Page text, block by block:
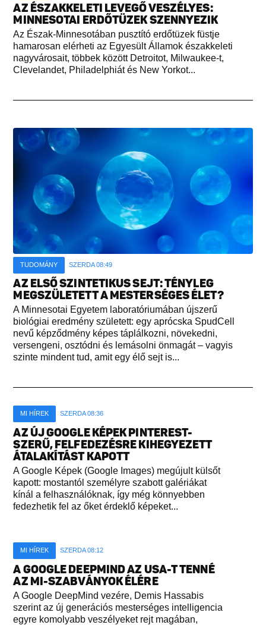
AZ ÉSZAKKELETI LEVEGŐ VESZÉLYES:
MINNESOTAI ERDŐTÜZEK SZENNYEZIK
Az Észak-Minnesotában pusztító erdőtüzek füstje
hamarosan elérheti az Egyesült Államok északkeleti
nagyvárosait, többek között Detroitot, Milwaukee-t,
Clevelandet, Philadelphiát és New Yorkot...
TUDOMÁNY SZERDA 08:49
AZ ELSŐ SZINTETIKUS SEJT: TÉNYLEG
MEGSZÜLETETT A MESTERSÉGES ÉLET?
A Minnesotai Egyetem laboratóriumában újszerű
biológiai eredmény született: egy aprócska SpudCell
nevű képződmény képes táplálkozni, növekedni,
versengeni, osztódni és lemásolni önmagát – vagyis
szinte mindent tud, amit egy élő sejt is...
MI HÍREK SZERDA 08:36
AZ ÚJ GOOGLE KÉPEK PINTEREST-
SZERŰ, FELFEDEZÉSRE KIHEGYEZETT
ÁTALAKÍTÁST KAPOTT
A Google Képek (Google Images) megújult külsőt
kapott: mostantól személyre szabott galériákat
kínál a felhasználóknak, így még könnyebben
fedezhetik fel az őket érdeklő képeket...
MI HÍREK SZERDA 08:12
A GOOGLE DEEPMIND AZ USA-T TENNÉ
AZ MI-SZABVÁNYOK ÉLÉRE
A Google DeepMind vezére, Demis Hassabis
szerint az új generációs mesterséges intelligencia
egyre komolyabb veszélyeket rejt magában,